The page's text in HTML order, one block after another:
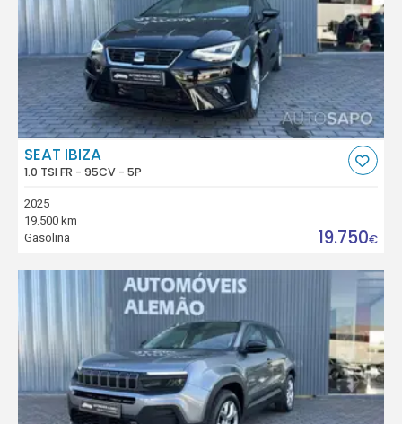
SEAT IBIZA
1.0 TSI FR - 95CV - 5P
2025
19.500 km
Gasolina
19.750€